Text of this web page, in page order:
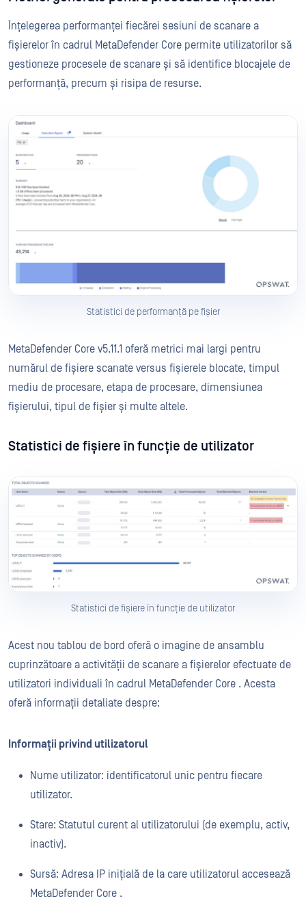
Înțelegerea performanței fiecărei sesiuni de scanare a
fișierelor în cadrul MetaDefender Core permite utilizatorilor să
gestioneze procesele de scanare și să identifice blocajele de
performanță, precum și risipa de resurse.
Statistici de performanță pe fișier
MetaDefender Core v5.11.1 oferă metrici mai largi pentru
numărul de fișiere scanate versus fișierele blocate, timpul
mediu de procesare, etapa de procesare, dimensiunea
fișierului, tipul de fișier și multe altele.
Statistici de fișiere în funcție de utilizator
Statistici de fișiere în funcție de utilizator
Acest nou tablou de bord oferă o imagine de ansamblu
cuprinzătoare a activității de scanare a fișierelor efectuate de
utilizatori individuali în cadrul MetaDefender Core . Acesta
oferă informații detaliate despre:
Informații privind utilizatorul
Nume utilizator: identificatorul unic pentru fiecare
utilizator.
Stare: Statutul curent al utilizatorului (de exemplu, activ,
inactiv).
Sursă: Adresa IP inițială de la care utilizatorul accesează
MetaDefender Core .